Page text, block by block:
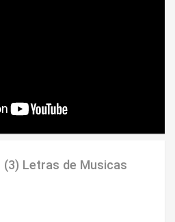
(3) Letras de Musicas